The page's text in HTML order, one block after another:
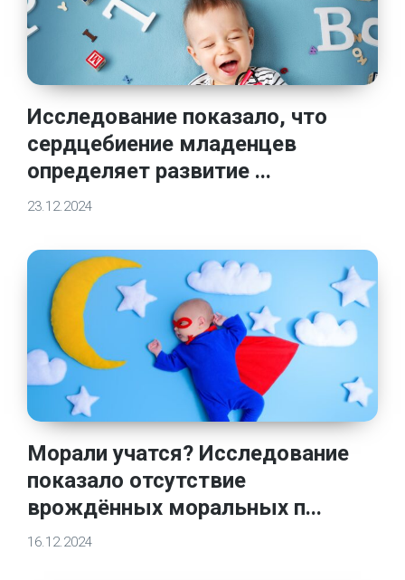
Исследование показало, что
сердцебиение младенцев
определяет развитие ...
23.12.2024
Морали учатся? Исследование
показало отсутствие
врождённых моральных п...
16.12.2024